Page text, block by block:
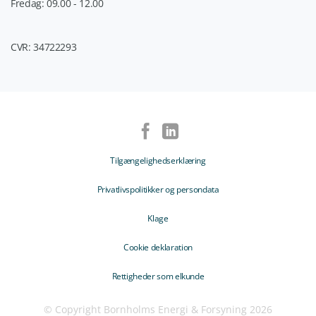
Fredag: 09.00 - 12.00
CVR: 34722293
Tilgængelighedserklæring
Privatlivspolitikker og persondata
Klage
Cookie deklaration
Rettigheder som elkunde
© Copyright Bornholms Energi & Forsyning 2026